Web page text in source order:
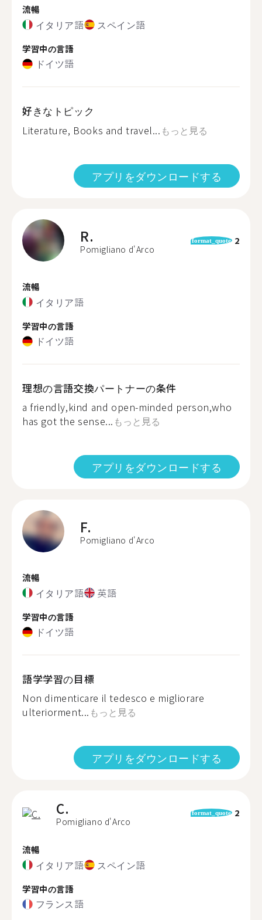
流暢
イタリア語 スペイン語
学習中の言語
ドイツ語
好きなトピック
Literature, Books and travel... もっと見る
アプリをダウンロードする
R.
Pomigliano d'Arco
format_quote 2
流暢
イタリア語
学習中の言語
ドイツ語
理想の言語交換パートナーの条件
a friendly,kind and open-minded person,who
has got the sense... もっと見る
アプリをダウンロードする
F.
Pomigliano d'Arco
流暢
イタリア語 英語
学習中の言語
ドイツ語
語学学習の目標
Non dimenticare il tedesco e migliorare
ulteriorment... もっと見る
アプリをダウンロードする
C.
Pomigliano d'Arco
format_quote 2
流暢
イタリア語 スペイン語
学習中の言語
フランス語